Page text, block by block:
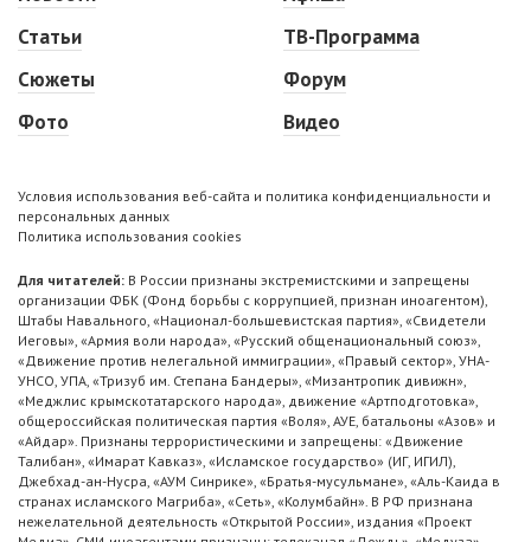
Статьи
Сюжеты
Фото
ТВ-Программа
Форум
Видео
Условия использования веб-сайта и политика конфиденциальности и
персональных данных
Политика использования cookies
Для читателей: В России признаны экстремистскими и запрещены
организации ФБК (Фонд борьбы с коррупцией, признан иноагентом),
Штабы Навального, «Национал-большевистская партия», «Свидетели
Иеговы», «Армия воли народа», «Русский общенациональный союз»,
«Движение против нелегальной иммиграции», «Правый сектор», УНА-
УНСО, УПА, «Тризуб им. Степана Бандеры», «Мизантропик дивижн»,
«Меджлис крымскотатарского народа», движение «Артподготовка»,
общероссийская политическая партия «Воля», АУЕ, батальоны «Азов» и
«Айдар». Признаны террористическими и запрещены: «Движение
Талибан», «Имарат Кавказ», «Исламское государство» (ИГ, ИГИЛ),
Джебхад-ан-Нусра, «АУМ Синрике», «Братья-мусульмане», «Аль-Каида в
странах исламского Магриба», «Сеть», «Колумбайн». В РФ признана
нежелательной деятельность «Открытой России», издания «Проект